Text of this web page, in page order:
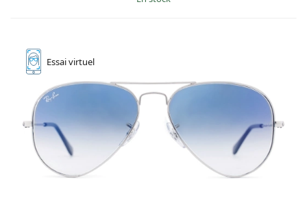
Essaivirtuel